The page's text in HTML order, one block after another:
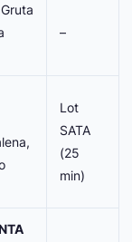
–
Lot
SATA
(25
min)